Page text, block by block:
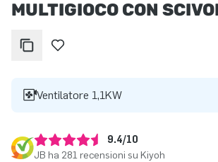
MULTIGIOCO CON
Ventilatore 1,1KW
9.4/10
JB ha 281 recensioni su Kiyoh